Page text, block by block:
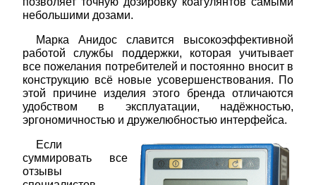
небольшими дозами.
Марка Анидос славится высокоэффективной
работой службы поддержки, которая учитывает
все пожелания потребителей и постоянно вносит в
конструкцию всё новые усовершенствования. По
этой причине изделия этого бренда отличаются
удобством в эксплуатации, надёжностью,
эргономичностью и дружелюбностью интерфейса.
Если
суммировать все
отзывы